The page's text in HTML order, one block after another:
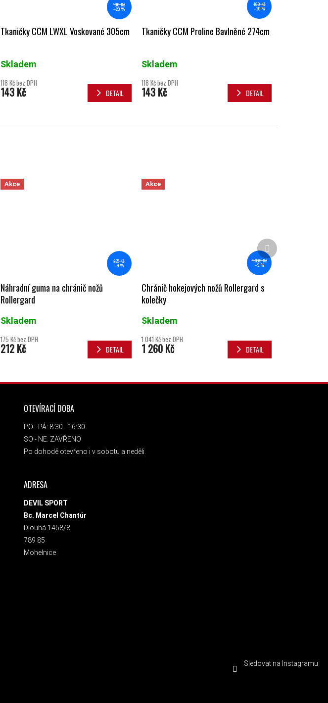
Akce
235 Kč
–9 %
Náhradní guma na chránič nožů
Rollergard
Skladem
175 Kč bez DPH
212 Kč DETAIL
Akce
1 399 Kč
–9 %
Chránič hokejových nožů Rollergard s
kolečky
Skladem
1 041 Kč bez DPH
1 260 Kč DETAIL
Další produkt
180 Kč
–20 %
Tkaničky CCM LWXL Voskované 305cm
Skladem
118 Kč bez DPH
143 Kč DETAIL
180 Kč
–20 %
Tkaničky CCM Proline Bavlněné 274cm
Skladem
118 Kč bez DPH
143 Kč DETAIL
OTEVÍRACÍ DOBA
PO - PÁ: 8:30 - 16:30
SO - NE: ZAVŘENO
Po dohodě otevřeno i v sobotu a neděli.
ADRESA
DEVIL SPORT
Bc. Marcel Chantúr
Dlouhá 1458/8
789 85
Mohelnice
Sledovat na Instagramu